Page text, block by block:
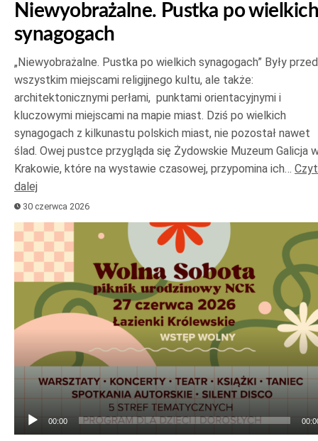
Niewyobrażalne. Pustka po wielkich
synagogach
„Niewyobrażalne. Pustka po wielkich synagogach” Były
wszystkim miejscami religijnego kultu, ale także:
architektonicznymi perłami, punktami orientacyjnymi i
kluczowymi miejscami na mapie miast. Dziś po wielkich
synagogach z kilkunastu polskich miast, nie pozostał nawet
ślad. Owej pustce przygląda się Żydowskie Muzeum Galicja
Krakowie, które na wystawie czasowej, przypomina ich…
dalej
30 czerwca 2026
Odtwarzacz
plików
dźwiękowych
00:00